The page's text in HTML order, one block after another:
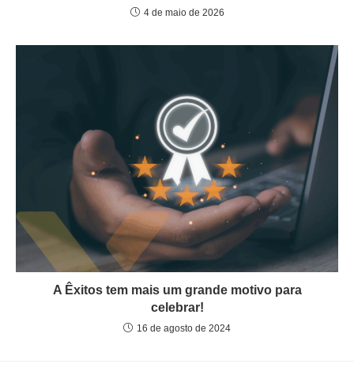
4 de maio de 2026
A Êxitos tem mais um grande motivo para
celebrar!
16 de agosto de 2024